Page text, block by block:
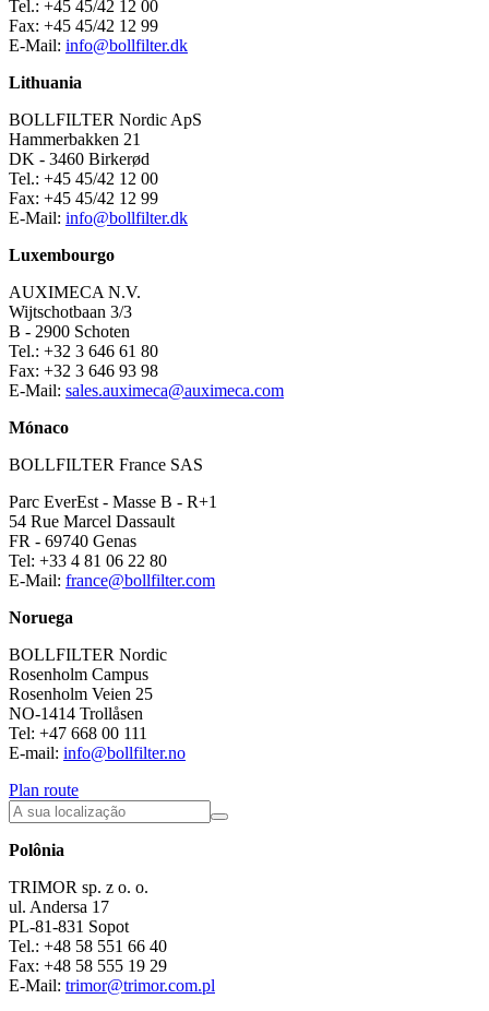
Tel.: +45 45/42 12 00
Fax: +45 45/42 12 99
E-Mail: info@bollfilter.dk
Lithuania
BOLLFILTER Nordic ApS
Hammerbakken 21
DK - 3460 Birkerød
Tel.: +45 45/42 12 00
Fax: +45 45/42 12 99
E-Mail: info@bollfilter.dk
Luxembourgo
AUXIMECA N.V.
Wijtschotbaan 3/3
B - 2900 Schoten
Tel.: +32 3 646 61 80
Fax: +32 3 646 93 98
E-Mail: sales.auximeca@auximeca.com
Mónaco
BOLLFILTER France SAS
Parc EverEst - Masse B - R+1
54 Rue Marcel Dassault
FR - 69740 Genas
Tel: +33 4 81 06 22 80
E-Mail: france@bollfilter.com
Noruega
BOLLFILTER Nordic
Rosenholm Campus
Rosenholm Veien 25
NO-1414 Trollåsen
Tel: +47 668 00 111
E-mail: info@bollfilter.no
Plan route
Polônia
TRIMOR sp. z o. o.
ul. Andersa 17
PL-81-831 Sopot
Tel.: +48 58 551 66 40
Fax: +48 58 555 19 29
E-Mail: trimor@trimor.com.pl